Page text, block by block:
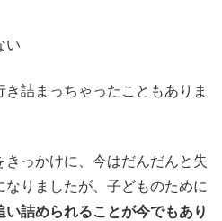
い
詰まっちゃったこともありま
っかけに、今はだんだんと失
りましたが、子どものために
詰められることが今でもあり